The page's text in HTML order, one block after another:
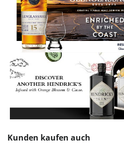
Produktgalerie überspringen
Kunden kaufen auch